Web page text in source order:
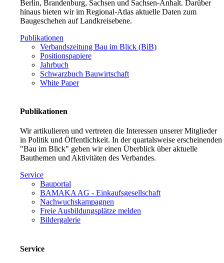
Berlin, Brandenburg, Sachsen und Sachsen-Anhalt. Darüber
hinaus bieten wir im Regional-Atlas aktuelle Daten zum
Baugeschehen auf Landkreisebene.
Publikationen
Verbandszeitung Bau im Blick (BiB)
Positionspapiere
Jahrbuch
Schwarzbuch Bauwirtschaft
White Paper
Publikationen
Wir artikulieren und vertreten die Interessen unserer Mitglieder
in Politik und Öffentlichkeit. In der quartalsweise erscheinenden
"Bau im Blick" geben wir einen Überblick über aktuelle
Bauthemen und Aktivitäten des Verbandes.
Service
Bauportal
BAMAKA AG - Einkaufsgesellschaft
Nachwuchskampagnen
Freie Ausbildungsplätze melden
Bildergalerie
Service